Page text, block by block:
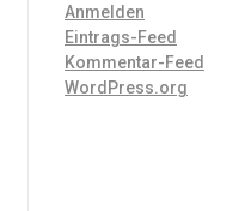
Anmelden
Eintrags-Feed
Kommentar-Feed
WordPress.org